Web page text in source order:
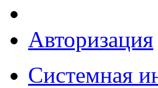
Авторизация
Системная